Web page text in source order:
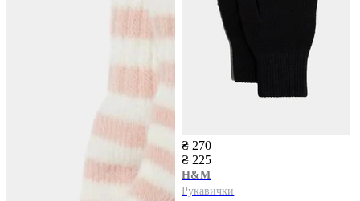
₴ 270
₴ 225
H&M
Рукавички